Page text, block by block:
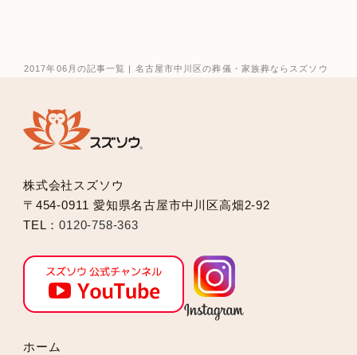
2017年06月の記事一覧 | 名古屋市中川区の葬儀・家族葬ならスズソウ
2025年8月
2025年6月
2025年5月
2025年2月
2024年9月
2024年8月
2024年7月
2024年5月
株式会社スズソウ
〒454-0911 愛知県名古屋市中川区高畑2-92
TEL：0120-758-363
ホーム